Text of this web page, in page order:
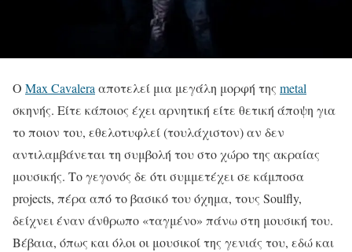
Ο Max Cavalera αποτελεί μια μεγάλη μορφή της metal
σκηνής. Είτε κάποιος έχει αρνητική είτε θετική άποψη για
το ποιον του, εθελοτυφλεί (τουλάχιστον) αν δεν
αντιλαμβάνεται τη συμβολή του στο χώρο της ακραίας
μουσικής. Το γεγονός δε ότι συμμετέχει σε κάμποσα
projects, πέρα από το βασικό του όχημα, τους Soulfly,
δείχνει έναν άνθρωπο «ταγμένο» πάνω στη μουσική του.
Βέβαια, όπως και όλοι οι μουσικοί της γενιάς του, εδώ και